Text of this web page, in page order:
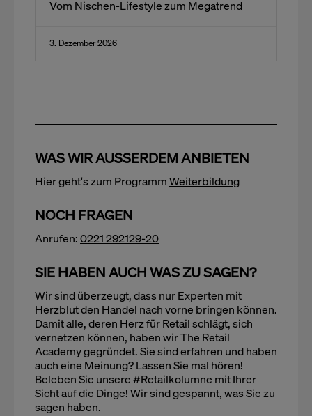
Vom Nischen-Lifestyle zum Megatrend
3. Dezember 2026
WAS WIR AUSSERDEM ANBIETEN
Hier geht's zum ProgrammWeiterbildung
NOCH FRAGEN
Anrufen:0221 292129-20
SIE HABEN AUCH WAS ZU SAGEN?
Wir sind überzeugt, dass nur Experten mit
Herzblut den Handel nach vorne bringen können.
Damit alle, deren Herz für Retail schlägt, sich
vernetzen können, haben wir The Retail
Academy gegründet. Sie sind erfahren und haben
auch eine Meinung? Lassen Sie mal hören!
Beleben Sie unsere #Retailkolumne mit Ihrer
Sicht auf die Dinge! Wir sind gespannt, was Sie zu
sagen haben.